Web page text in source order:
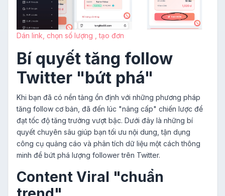
Dán link, chọn số lượng , tạo đơn
Bí quyết tăng follow
Twitter "bứt phá"
Khi bạn đã có nền tảng ổn định với những phương pháp
tăng follow cơ bản, đã đến lúc "nâng cấp" chiến lược để
đạt tốc độ tăng trưởng vượt bậc. Dưới đây là những bí
quyết chuyên sâu giúp bạn tối ưu nội dung, tận dụng
công cụ quảng cáo và phân tích dữ liệu một cách thông
minh để bứt phá lượng follower trên Twitter.
Content Viral "chuẩn